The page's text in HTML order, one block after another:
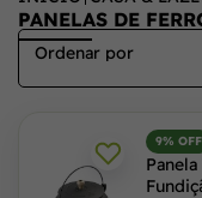
PANELAS DE
9% OFF